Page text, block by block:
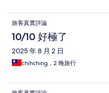
旅客真實評論
10/10 好極了
2025 年 8 月 2 日
chihching，2 晚旅行